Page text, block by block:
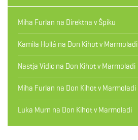
Miha Furlan na Direktna v Špiku
Kamila Hollá na Don Kihot v Marmoladi
Nastja Vidic na Don Kihot v Marmoladi
Miha Furlan na Don Kihot v Marmoladi
Luka Murn na Don Kihot v Marmoladi